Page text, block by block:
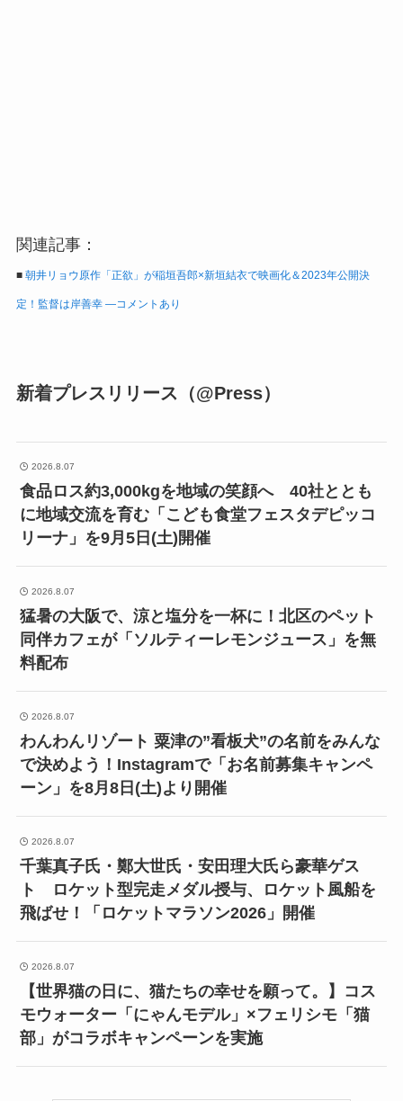
関連記事：
■ 朝井リョウ原作「正欲」が稲垣吾郎×新垣結衣で映画化＆2023年公開決
定！監督は岸善幸 ―コメントあり
新着プレスリリース（@Press）
2026.8.07
食品ロス約3,000kgを地域の笑顔へ 40社ととも
に地域交流を育む「こども食堂フェスタデピッコ
リーナ」を9月5日(土)開催
2026.8.07
猛暑の大阪で、涼と塩分を一杯に！北区のペット
同伴カフェが「ソルティーレモンジュース」を無
料配布
2026.8.07
わんわんリゾート 粟津の”看板犬”の名前をみんな
で決めよう！Instagramで「お名前募集キャンペ
ーン」を8月8日(土)より開催
2026.8.07
千葉真子氏・鄭大世氏・安田理大氏ら豪華ゲス
ト ロケット型完走メダル授与、ロケット風船を
飛ばせ！「ロケットマラソン2026」開催
2026.8.07
【世界猫の日に、猫たちの幸せを願って。】コス
モウォーター「にゃんモデル」×フェリシモ「猫
部」がコラボキャンペーンを実施